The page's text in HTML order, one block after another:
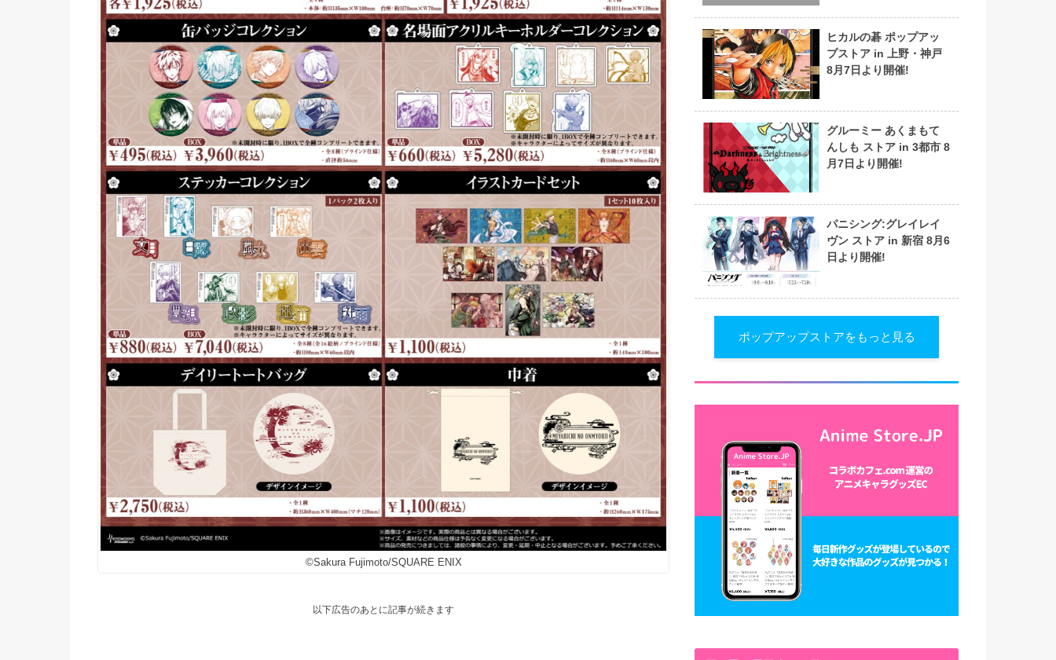
©Sakura Fujimoto/SQUARE ENIX
以下広告のあとに記事が続きます
ヒカルの碁 ポップアッ
プストア in 上野・神戸
8月7日より開催!
グルーミー あくまもて
んしも ストア in 3都市 8
月7日より開催!
パニシング:グレイレイ
ヴン ストア in 新宿 8月6
日より開催!
ポップアップストアをもっと見る